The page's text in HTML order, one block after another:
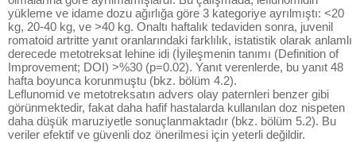
yükleme ve idame dozu ağırlığa göre 3 kategoriye ayrılmıştı: <20
kg, 20-40 kg, ve >40 kg. Onaltı haftalık tedaviden sonra, juvenil
romatoid artritte yanıt oranlarındaki farklılık, istatistik olarak anlamlı
derecede metotreksat lehine idi (İyileşmenin tanımı (Definition of
Improvement; DOI) >%30 (p=0.02). Yanıt verenlerde, bu yanıt 48
hafta boyunca korunmuştu (bkz. bölüm 4.2).
Leflunomid ve metotreksatın advers olay paternleri benzer gibi
görünmektedir, fakat daha hafif hastalarda kullanılan doz nispeten
daha düşük maruziyetle sonuçlanmaktadır (bkz. bölüm 5.2). Bu
veriler efektif ve güvenli doz önerilmesi için yeterli değildir.